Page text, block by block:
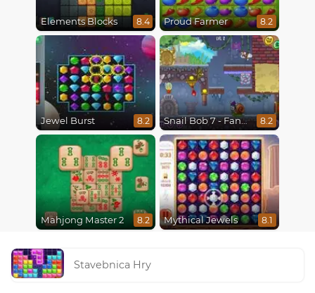
Elements Blocks 8.4 Proud Farmer 8.2
Jewel Burst 8.2 Snail Bob 7 - Fantasy Story 8.2
Mahjong Master 2 8.2 Mythical Jewels 8.1
Stavebnica Hry